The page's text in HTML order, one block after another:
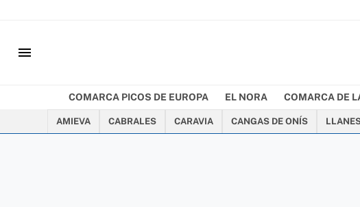
menu
COMARCA PICOS DE EUROPA EL NORA COMARCA DE
AMIEVA CABRALES CARAVIA CANGAS DE ONÍS